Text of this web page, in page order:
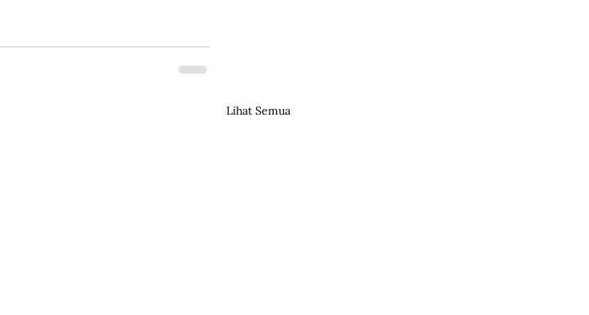
Lihat Semua